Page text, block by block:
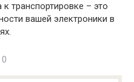
транспортировке – это
вашей электроники в